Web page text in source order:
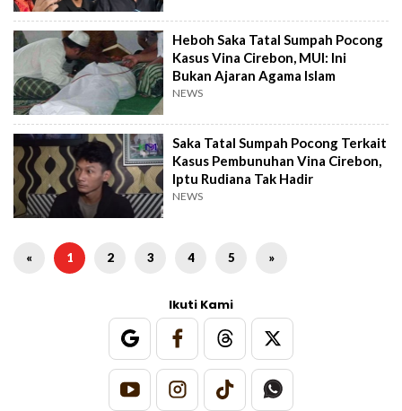
Heboh Saka Tatal Sumpah Pocong
Kasus Vina Cirebon, MUI: Ini
Bukan Ajaran Agama Islam
NEWS
Saka Tatal Sumpah Pocong Terkait
Kasus Pembunuhan Vina Cirebon,
Iptu Rudiana Tak Hadir
NEWS
« 1 2 3 4 5 »
Ikuti Kami